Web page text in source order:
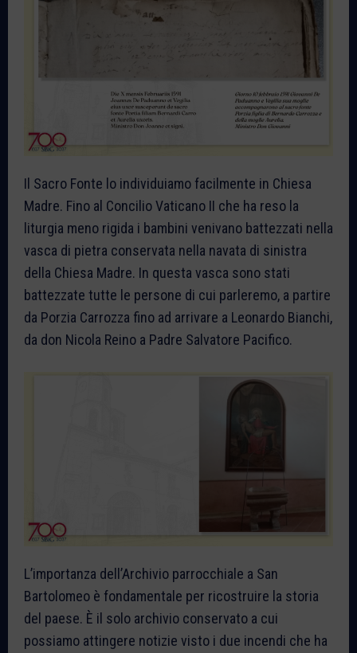
Il Sacro Fonte lo individuiamo facilmente in Chiesa
Madre. Fino al Concilio Vaticano II che ha reso la
liturgia meno rigida i bambini venivano battezzati nella
vasca di pietra conservata nella navata di sinistra
della Chiesa Madre. In questa vasca sono stati
battezzate tutte le persone di cui parleremo, a partire
da Porzia Carrozza fino ad arrivare a Leonardo Bianchi,
da don Nicola Reino a Padre Salvatore Pacifico.
L’importanza dell’Archivio parrocchiale a San
Bartolomeo è fondamentale per ricostruire la storia
del paese. È il solo archivio conservato a cui
possiamo attingere notizie visto i due incendi che ha